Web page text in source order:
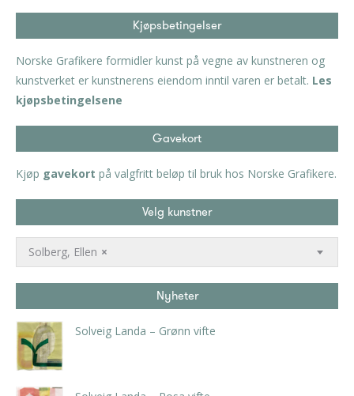
Kjøpsbetingelser
Norske Grafikere formidler kunst på vegne av kunstneren og
kunstverket er kunstnerens eiendom inntil varen er betalt. Les
kjøpsbetingelsene
Gavekort
Kjøp gavekort på valgfritt beløp til bruk hos Norske Grafikere.
Velg kunstner
×
Solberg, Ellen
Nyheter
Solveig Landa – Grønn vifte